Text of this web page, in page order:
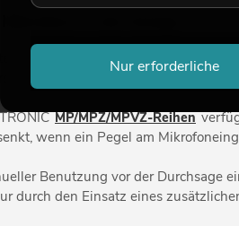
in die Anlage
noch um
dank serienmäßiger
MP/MPZ/MPVZ-Reihen
wenn ein Pegel am
Benutzung vor der Durchsage
durch den Einsatz eines
Nur erforderliche